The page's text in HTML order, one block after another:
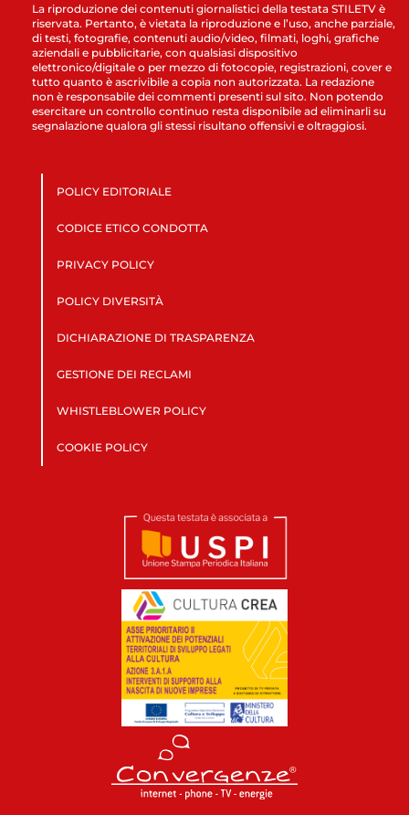
La riproduzione dei contenuti giornalistici della testata STILETV è
riservata. Pertanto, è vietata la riproduzione e l’uso, anche parziale,
di testi, fotografie, contenuti audio/video, filmati, loghi, grafiche
aziendali e pubblicitarie, con qualsiasi dispositivo
elettronico/digitale o per mezzo di fotocopie, registrazioni, cover e
tutto quanto è ascrivibile a copia non autorizzata. La redazione
non è responsabile dei commenti presenti sul sito. Non potendo
esercitare un controllo continuo resta disponibile ad eliminarli su
segnalazione qualora gli stessi risultano offensivi e oltraggiosi.
POLICY EDITORIALE
CODICE ETICO CONDOTTA
PRIVACY POLICY
POLICY DIVERSITÀ
DICHIARAZIONE DI TRASPARENZA
GESTIONE DEI RECLAMI
WHISTLEBLOWER POLICY
COOKIE POLICY